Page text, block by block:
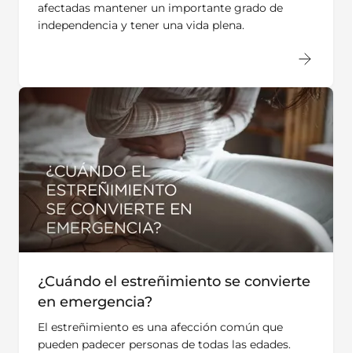
afectadas mantener un importante grado de
independencia y tener una vida plena.
¿Cuándo el estreñimiento se convierte
en emergencia?
El estreñimiento es una afección común que
pueden padecer personas de todas las edades.